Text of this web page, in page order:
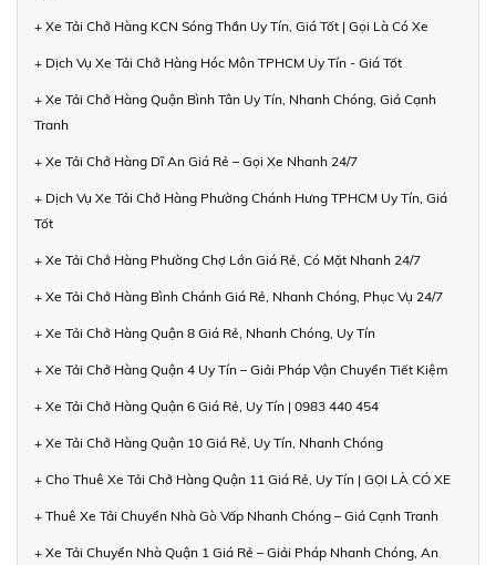
+ Xe Tải Chở Hàng KCN Sóng Thần Uy Tín, Giá Tốt | Gọi Là Có Xe
+ Dịch Vụ Xe Tải Chở Hàng Hóc Môn TPHCM Uy Tín - Giá Tốt
+ Xe Tải Chở Hàng Quận Bình Tân Uy Tín, Nhanh Chóng, Giá Cạnh
Tranh
+ Xe Tải Chở Hàng Dĩ An Giá Rẻ – Gọi Xe Nhanh 24/7
+ Dịch Vụ Xe Tải Chở Hàng Phường Chánh Hưng TPHCM Uy Tín, Giá
Tốt
+ Xe Tải Chở Hàng Phường Chợ Lớn Giá Rẻ, Có Mặt Nhanh 24/7
+ Xe Tải Chở Hàng Bình Chánh Giá Rẻ, Nhanh Chóng, Phục Vụ 24/7
+ Xe Tải Chở Hàng Quận 8 Giá Rẻ, Nhanh Chóng, Uy Tín
+ Xe Tải Chở Hàng Quận 4 Uy Tín – Giải Pháp Vận Chuyển Tiết Kiệm
+ Xe Tải Chở Hàng Quận 6 Giá Rẻ, Uy Tín | 0983 440 454
+ Xe Tải Chở Hàng Quận 10 Giá Rẻ, Uy Tín, Nhanh Chóng
+ Cho Thuê Xe Tải Chở Hàng Quận 11 Giá Rẻ, Uy Tín | GỌI LÀ CÓ XE
+ Thuê Xe Tải Chuyển Nhà Gò Vấp Nhanh Chóng – Giá Cạnh Tranh
+ Xe Tải Chuyển Nhà Quận 1 Giá Rẻ – Giải Pháp Nhanh Chóng, An